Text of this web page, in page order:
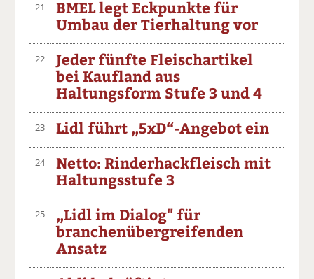
21
BMEL legt Eckpunkte für
Umbau der Tierhaltung vor
22
Jeder fünfte Fleischartikel
bei Kaufland aus
Haltungsform Stufe 3 und 4
23 Lidl führt „5xD“-Angebot ein
24
Netto: Rinderhackfleisch mit
Haltungsstufe 3
25
„Lidl im Dialog" für
branchenübergreifenden
Ansatz